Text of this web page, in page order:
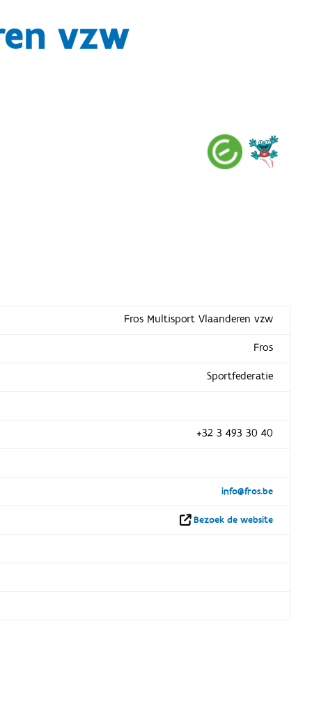
vzw
Fros Multisport Vlaanderen vzw
Fros
Sportfederatie
+32 3 493 30 40
info@fros.be
Bezoek de website